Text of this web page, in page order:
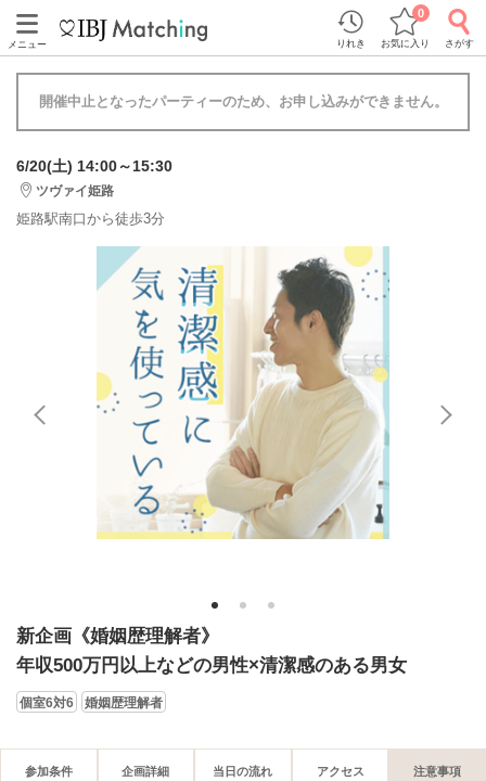
メニュー りれき お気に入り
0
さがす
開催中止となったパーティーのため、お申し込みができません。
6/20(土) 14:00～15:30
ツヴァイ姫路
姫路駅南口から徒歩3分
1 2 3
新企画《婚姻歴理解者》
年収500万円以上などの男性×清潔感のある男女
個室6対6 婚姻歴理解者
参加条件 企画詳細 当日の流れ アクセス 注意事項